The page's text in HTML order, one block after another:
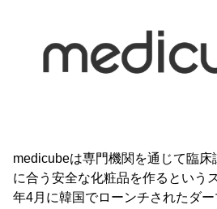
medicubeは専門機関を通じて臨
に合う安全な化粧品を作るという
年4月に韓国でローンチされたダ